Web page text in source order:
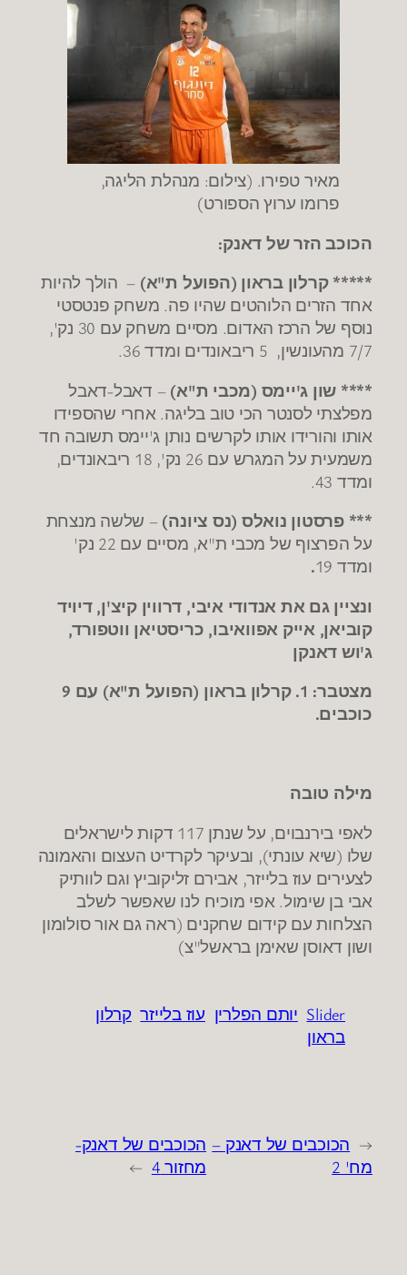
מאיר טפירו. (צילום: מנהלת הליגה,
פרומו ערוץ הספורט)
הכוכב הזר של דאנק:
***** קרלון בראון (הפועל ת"א) – הולך להיות
אחד הזרים הלוהטים שהיו פה. משחק פנטסטי
נוסף של הרכז האדום. מסיים משחק עם 30 נק',
7/7 מהעונשין, 5 ריבאונדים ומדד 36.
**** שון ג'יימס (מכבי ת"א) – דאבל-דאבל
מפלצתי לסנטר הכי טוב בליגה. אחרי שהספידו
אותו והורידו אותו לקרשים נותן ג'יימס תשובה חד
משמעית על המגרש עם 26 נק', 18 ריבאונדים,
ומדד 43.
*** פרסטון נואלס (נס ציונה)– שלשה מנצחת
על הפרצוף של מכבי ת"א, מסיים עם 22 נק'
ומדד 19
.
ונציין גם את אנדודי איבי, דרווין קיצ'ן, דיויד
קוביאן, אייק אפוואיבו, כריסטיאן ווטפורד,
ג'וש דאנקן
מצטבר: 1. קרלון בראון (הפועל ת"א) עם 9
כוכבים.
מילה טובה
לאפי בירנבוים, על שנתן 117 דקות לישראלים
שלו (שיא עונתי), ובעיקר לקרדיט העצום והאמונה
לצעירים עוז בלייזר, אבירם זליקוביץ וגם לוותיק
אבי בן שימול. אפי מוכיח לנו שאפשר לשלב
הצלחות עם קידום שחקנים (ראה גם אור סולומון
ושון דאוסן שאימן בראשל"צ)
Slider יותם הפלרין עוז בלייזר קרלון
בראון
← הכוכבים של דאנק –
מח' 2
הכוכבים של דאנק-
מחזור 4
→